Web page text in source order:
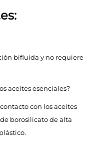
bifluida y no requiere
aceites esenciales?
con los aceites
borosilicato de alta